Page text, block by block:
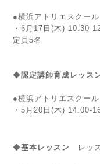
●横浜アトリエスクー
・6月17日(木) 10:30-
定員5名
◆認定講師育成 レッス
●横浜アトリエスクール
・5月20日(木) 14:00-
◆基本レッスン レッ